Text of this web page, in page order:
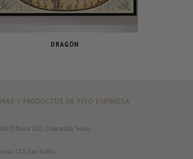
DRAGÓN
Y PRODUCTOS DE FITO ESPINOSA
(Oficina 201) Chacarilla, Surco
110, San Isidro